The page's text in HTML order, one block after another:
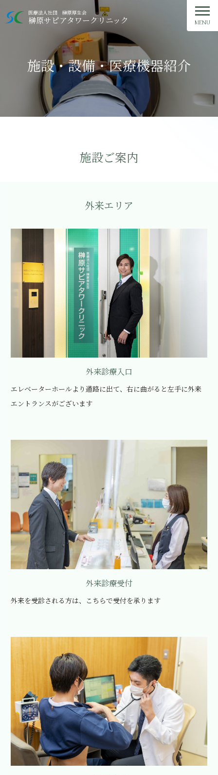
医療法人社団 榊原厚生会
榊原サピアタワークリニック
クリニック紹介
外来診療
MENU
施設・設備・医療機器紹介
施設ご案内
外来エリア
外来診療入口
エレベーターホールより通路に出て、右に曲がると左手に外来
エントランスがございます
外来診療受付
外来を受診される方は、こちらで受付を承ります